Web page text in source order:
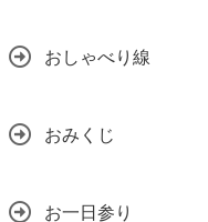
おしゃべり線
おみくじ
お一日参り